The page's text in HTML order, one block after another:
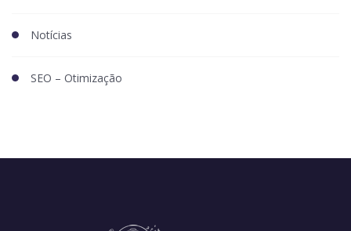
Notícias
SEO – Otimização